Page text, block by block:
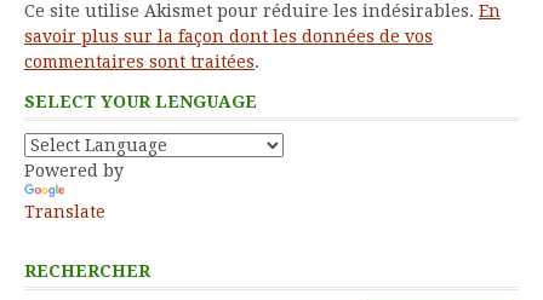
Ce site utilise Akismet pour réduire les indésirables. En
savoir plus sur la façon dont les données de vos
commentaires sont traitées.
SELECT YOUR LENGUAGE
Powered by
Translate
RECHERCHER